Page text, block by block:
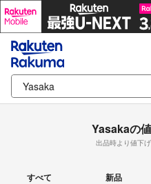
Yasakaの
出品時より値下
すべて 新品